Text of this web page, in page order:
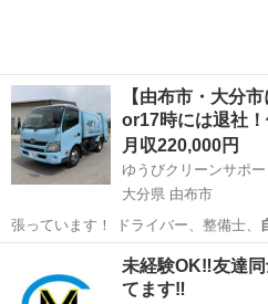
【由布市・大分
or17時には退社
月収220,000円
ゆうびクリーンサポ
大分県 由布市
張っています！ ドライバー、整備士、
した先輩がほとん… ドライバー 社
未経験OK‼️友達
てます‼️